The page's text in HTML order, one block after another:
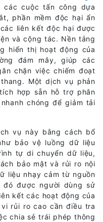
các cuộc tấn công dựa
phần mềm độc hại ẩn
liên kết độc hại được
và cộng tác. Nền tảng
hiển thị hoạt động của
đám mây, giúp các
chặn việc chiếm đoạt
Một dịch vụ phản
hợp sẵn hỗ trợ phân
chóng để giảm tải
vụ này bằng cách bổ
bảo vệ luồng dữ liệu
tự di chuyển dữ liệu,
bảo mật và rủi ro nội
liệu nhạy cảm từ nguồn
được người dùng sử
kết các hoạt động của
rủi ro cao cần điều tra
chia sẻ trái phép thông